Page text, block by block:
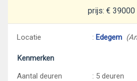
prijs: € 39000
Locatie : Edegem
Kenmerken
Aantal deuren
: 5 deuren